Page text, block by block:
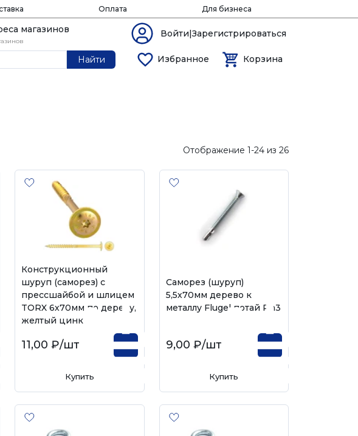
Оплата Для бизнеса
магазинов Войти|Зарегистрироваться
Найти Избранное Корзина
Отображение 1-24 из 26
Конструкционный
шуруп (саморез) с
прессшайбой и шлицем
TORX 6х70мм по дереву,
желтый цинк
11,00 ₽/шт
Купить
Саморез (шуруп)
5,5х70мм дерево к
металлу Flugel потай Ph3
9,00 ₽/шт
Купить